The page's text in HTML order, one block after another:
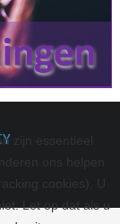
zijn essentieel
ons helpen
cookies). U
Let op dat als u